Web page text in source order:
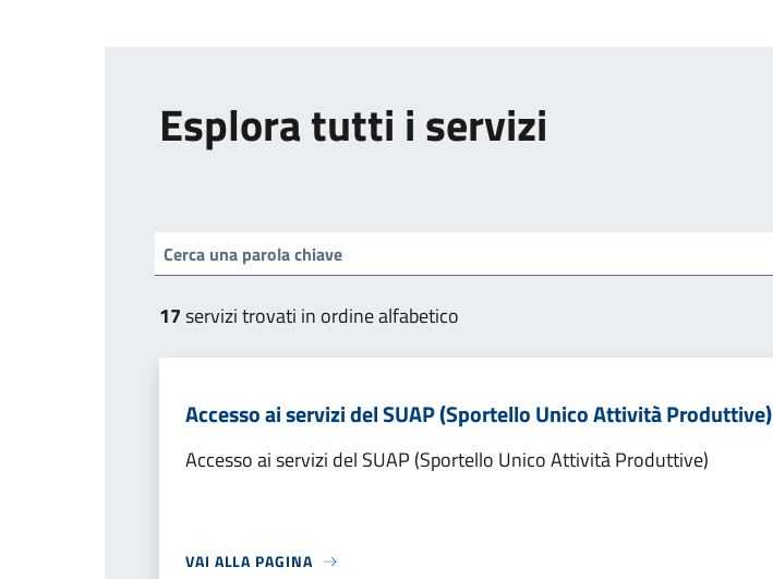
Esplora tutti i servizi
17servizi trovati in ordine alfabetico
Accesso ai servizi del SUAP (Sportello Unico Attività Produttive)
Accesso ai servizi del SUAP (Sportello Unico Attività Produttive)
VAI ALLA PAGINA